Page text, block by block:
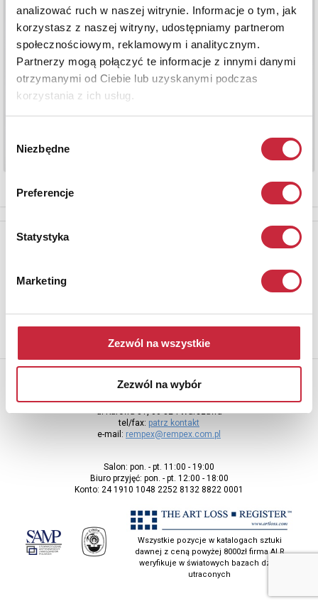
analizować ruch w naszej witrynie. Informacje o tym, jak
korzystasz z naszej witryny, udostępniamy partnerom
społecznościowym, reklamowym i analitycznym.
Partnerzy mogą połączyć te informacje z innymi danymi
otrzymanymi od Ciebie lub uzyskanymi podczas
korzystania z ich usług.
zgody
Niezbędne
Preferencje
Statystyka
Marketing
Zezwól na wszystkie
Zezwól na wybór
Rempex Sp. z o.o
ul Karowa 31, 00-324 Warszawa
tel/fax: patrz kontakt
e-mail: rempex@rempex.com.pl
Salon: pon. - pt. 11:00 - 19:00
Biuro przyjęć: pon. - pt. 12:00 - 18:00
Konto: 24 1910 1048 2252 8132 8822 0001
Wszystkie pozycje w katalogach sztuki
dawnej z ceną powyżej 8000zł firma ALR
weryfikuje w światowych bazach dzieł
utraconych